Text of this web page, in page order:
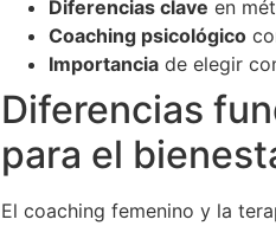
Diferencias clave en
Coaching psicológico
Importancia de elegir
Diferencias
para el
El coaching femenino y la